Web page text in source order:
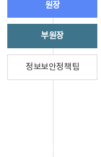
원장
부원장
정보보안정책팀